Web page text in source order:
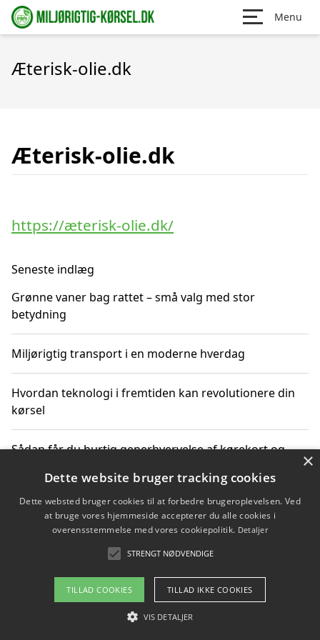
Menu
Æterisk-olie.dk
Æterisk-olie.dk
https://æterisk-olie.dk/
Seneste indlæg
Grønne vaner bag rattet – små valg med stor
betydning
Miljørigtig transport i en moderne hverdag
Hvordan teknologi i fremtiden kan revolutionere din
kørsel
Sådan får du hurtig generhvervelse af kørekort og
Sådan lærer du miljørigtig kørsel hos en køreskole i
Gentofte
Copyright 2026 - Pilanto Aps
Om / kontakt
×
Dette website bruger tracking cookies
Dette websted bruger cookies til at forbedre brugeroplevelsen. Ved
at bruge vores hjemmeside accepterer du alle cookies i
overensstemmelse med vores cookiepolitik. Detaljer
STRENGT NØDVENDIGE
TILLAD COOKIES TILLAD IKKE COOKIES
VIS DETALJER